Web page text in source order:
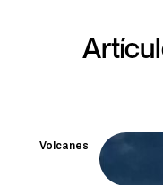
Volcanes